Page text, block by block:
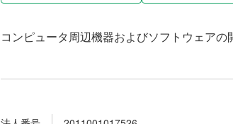
コンピュータ周辺機器およびソフトウェアの